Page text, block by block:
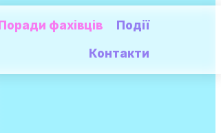
Поради фахівців Події
Контакти